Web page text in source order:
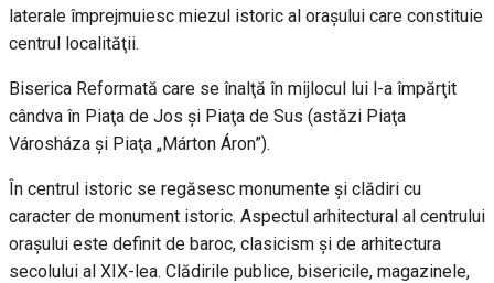
laterale împrejmuiesc miezul istoric al oraşului care constituie
centrul localităţii.
Biserica Reformată care se înalţă în mijlocul lui l-a împărţit
cândva în Piaţa de Jos şi Piaţa de Sus (astăzi Piaţa
Városháza şi Piaţa „Márton Áron”).
În centrul istoric se regăsesc monumente şi clădiri cu
caracter de monument istoric. Aspectul arhitectural al centrului
oraşului este definit de baroc, clasicism şi de arhitectura
secolului al XIX-lea. Clădirile publice, bisericile, magazinele,